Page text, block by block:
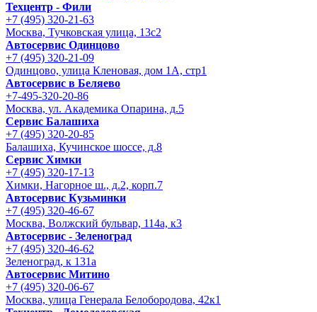
Техцентр - Фили
+7 (495) 320-21-63
Москва, Тучковская улица, 13с2
Автосервис Одинцово
+7 (495) 320-21-09
Одинцово, улица Кленовая, дом 1А, стр1
Автосервис в Беляево
+7-495-320-20-86
Москва, ул. Академика Опарина, д.5
Сервис Балашиха
+7 (495) 320-20-85
Балашиха, Кучинское шоссе, д.8
Сервис Химки
+7 (495) 320-17-13
Химки, Нагорное ш., д.2, корп.7
Автосервис Кузьминки
+7 (495) 320-46-67
Москва, Волжский бульвар, 114а, к3
Автосервис - Зеленоград
+7 (495) 320-46-62
Зеленоград, к 131а
Автосервис Митино
+7 (495) 320-06-67
Москва, улица Генерала Белобородова, 42к1